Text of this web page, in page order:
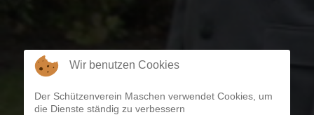
Wir benutzen Cookies
Der Schützenverein Maschen verwendet Cookies, um
die Dienste ständig zu verbessern